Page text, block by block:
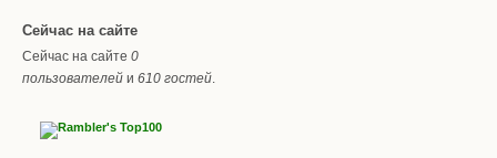
Сейчас на сайте
Сейчас на сайте 0
пользователей и 610 гостей.